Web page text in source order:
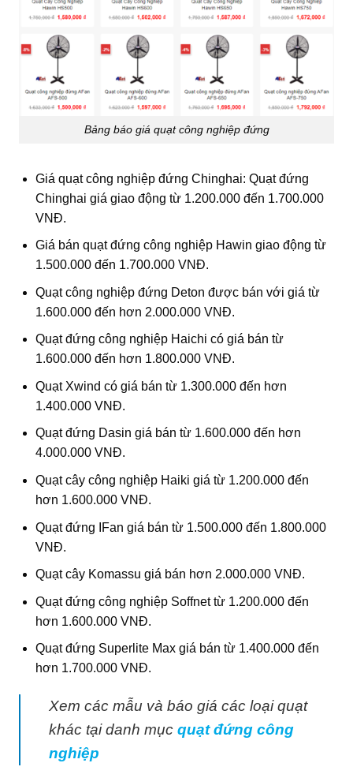
Bảng báo giá quạt công nghiệp đứng
Giá quạt công nghiệp đứng Chinghai: Quạt đứng
Chinghai giá giao động từ 1.200.000 đến 1.700.000
VNĐ.
Giá bán quạt đứng công nghiệp Hawin giao động từ
1.500.000 đến 1.700.000 VNĐ.
Quạt công nghiệp đứng Deton được bán với giá từ
1.600.000 đến hơn 2.000.000 VNĐ.
Quạt đứng công nghiệp Haichi có giá bán từ
1.600.000 đến hơn 1.800.000 VNĐ.
Quạt Xwind có giá bán từ 1.300.000 đến hơn
1.400.000 VNĐ.
Quạt đứng Dasin giá bán từ 1.600.000 đến hơn
4.000.000 VNĐ.
Quạt cây công nghiệp Haiki giá từ 1.200.000 đến
hơn 1.600.000 VNĐ.
Quạt đứng IFan giá bán từ 1.500.000 đến 1.800.000
VNĐ.
Quạt cây Komassu giá bán hơn 2.000.000 VNĐ.
Quạt đứng công nghiệp Soffnet từ 1.200.000 đến
hơn 1.600.000 VNĐ.
Quạt đứng Superlite Max giá bán từ 1.400.000 đến
hơn 1.700.000 VNĐ.
Xem các mẫu và báo giá các loại quạt
khác tại danh mục quạt đứng công
nghiệp